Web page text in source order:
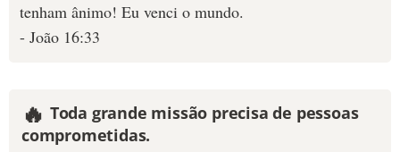
tenham ânimo! Eu venci o mundo.
- João 16:33
🔥 Toda grande missão precisa de pessoas
comprometidas.